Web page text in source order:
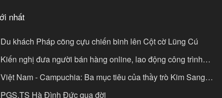
nhất
Du khách Pháp cõng cựu chiến binh lên Cột cờ Lũng Cú
Kiến nghị đưa người bán hàng online, lao động công trình
BHXH bắt buộc
Việt Nam - Campuchia: Ba mục tiêu của thầy trò Kim Sang-
PGS.TS Hà Đình Đức qua đời